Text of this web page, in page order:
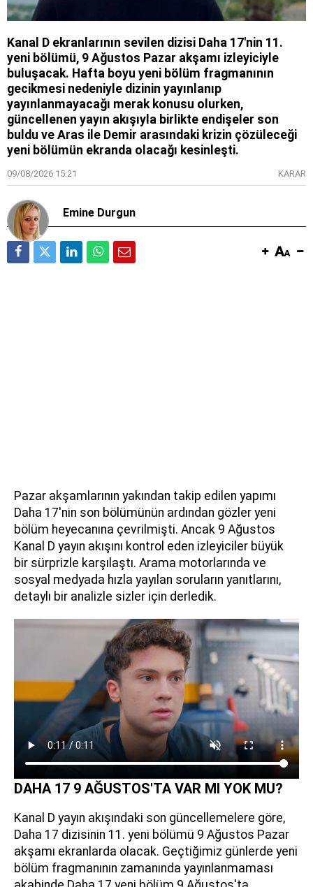
Kanal D ekranlarının sevilen dizisi Daha 17'nin 11.
yeni bölümü, 9 Ağustos Pazar akşamı izleyiciyle
buluşacak. Hafta boyu yeni bölüm fragmanının
gecikmesi nedeniyle dizinin yayınlanıp
yayınlanmayacağı merak konusu olurken,
güncellenen yayın akışıyla birlikte endişeler son
buldu ve Aras ile Demir arasındaki krizin çözüleceği
yeni bölümün ekranda olacağı kesinleşti.
09/08/2026 15:21 KARAR
Emine Durgun
Pazar akşamlarının yakından takip edilen yapımı
Daha 17'nin son bölümünün ardından gözler yeni
bölüm heyecanına çevrilmişti. Ancak 9 Ağustos
Kanal D yayın akışını kontrol eden izleyiciler büyük
bir sürprizle karşılaştı. Arama motorlarında ve
sosyal medyada hızla yayılan soruların yanıtlarını,
detaylı bir analizle sizler için derledik.
DAHA 17 9 AĞUSTOS'TA VAR MI YOK MU?
Kanal D yayın akışındaki son güncellemelere göre,
Daha 17 dizisinin 11. yeni bölümü 9 Ağustos Pazar
akşamı ekranlarda olacak. Geçtiğimiz günlerde yeni
bölüm fragmanının zamanında yayınlanmaması